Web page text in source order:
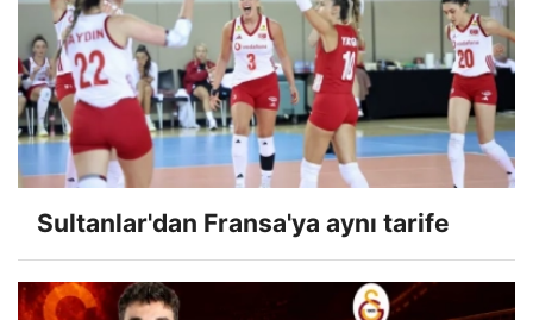
Sultanlar'dan Fransa'ya aynı tarife